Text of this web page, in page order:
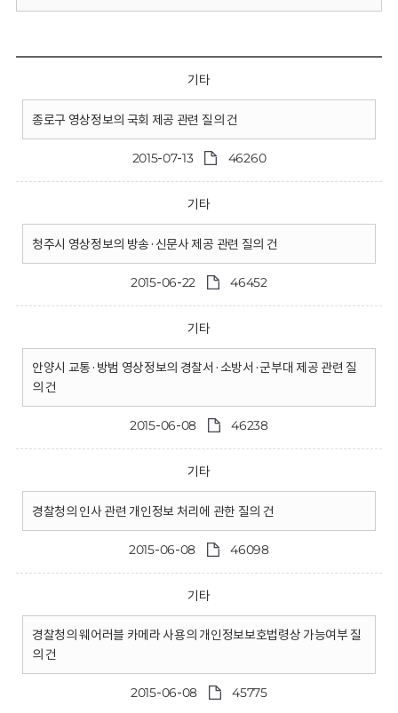
기타
종로구 영상정보의 국회 제공 관련 질의 건
2015-07-13 46260
기타
청주시 영상정보의 방송·신문사 제공 관련 질의 건
2015-06-22 46452
기타
안양시 교통·방범 영상정보의 경찰서·소방서·군부대 제공 관련 질
의 건
2015-06-08 46238
기타
경찰청의 인사 관련 개인정보 처리에 관한 질의 건
2015-06-08 46098
기타
경찰청의 웨어러블 카메라 사용의 개인정보보호법령상 가능여부 질
의 건
2015-06-08 45775